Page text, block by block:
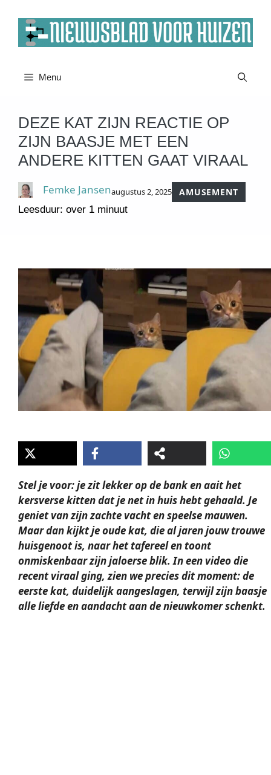
naar
Menu
DEZE KAT ZIJN REACTIE OP
ZIJN BAASJE MET EEN
ANDERE KITTEN GAAT VIRAAL
Femke Jansenaugustus 2, 2025
AMUSEMENT
Leesduur: over 1 minuut
Stel je voor: je zit lekker op de bank en aait het
kersverse kitten dat je net in huis hebt gehaald. Je
geniet van zijn zachte vacht en speelse mauwen.
Maar dan kijkt je oude kat, die al jaren jouw trouwe
huisgenoot is, naar het tafereel en toont
onmiskenbaar zijnjaloerse blik. In een video die
recent viraal ging, zien we precies dit moment: de
eerste kat, duidelijk aangeslagen, terwijl zijn baasje
alleliefde en aandachtaan de nieuwkomer schenkt.